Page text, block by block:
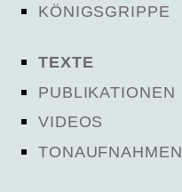
KÖNIGSGRIPPE
TEXTE
PUBLIKATIONEN
VIDEOS
TONAUFNAHMEN